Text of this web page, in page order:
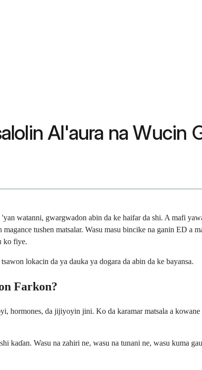
Al'aura na Wucin
watanni, gwargwadon abin da ke haifar da shi. A mafi
tushen matsalar. Wasu masu bincike na ganin ED
ko fiye.
lokacin da ya dauka ya dogara da abin da ke bayansa.
Farkon?
da jijiyoyin jini. Ko da karamar matsala a
kaɗan. Wasu na zahiri ne, wasu na tunani ne, wasu kuma